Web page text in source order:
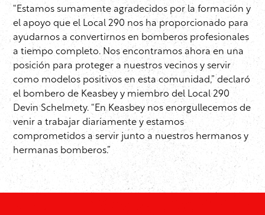
“Estamos sumamente agradecidos por la formación y
el apoyo que el Local 290 nos ha proporcionado para
ayudarnos a convertirnos en bomberos profesionales
a tiempo completo. Nos encontramos ahora en una
posición para proteger a nuestros vecinos y servir
como modelos positivos en esta comunidad,” declaró
el bombero de Keasbey y miembro del Local 290
Devin Schelmety. “En Keasbey nos enorgullecemos de
venir a trabajar diariamente y estamos
comprometidos a servir junto a nuestros hermanos y
hermanas bomberos.”